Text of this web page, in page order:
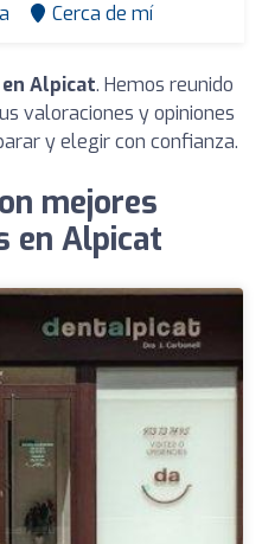
Cerca de mí
Alpicat. Hemos reunido
valoraciones y opiniones
y elegir con confianza.
mejores
en Alpicat